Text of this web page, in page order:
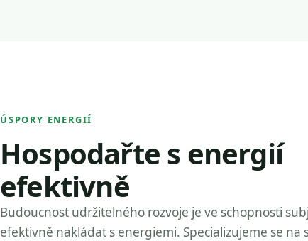
ÚSPORY ENERGIÍ
Hospodařte s energií
efektivně
Budoucnost udržitelného rozvoje je ve schopnosti
efektivně nakládat s energiemi. Specializujeme se na